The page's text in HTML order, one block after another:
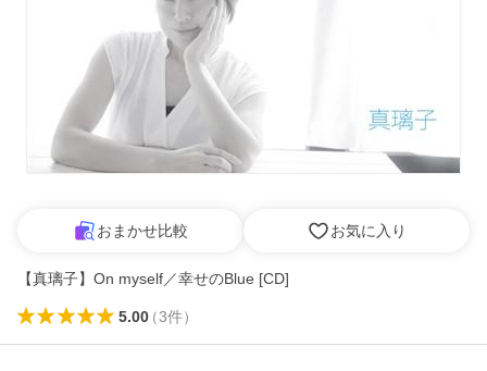
おまかせ比較 お気に入り
【真璃子】On myself／幸せのBlue [CD]
5.00（3件）